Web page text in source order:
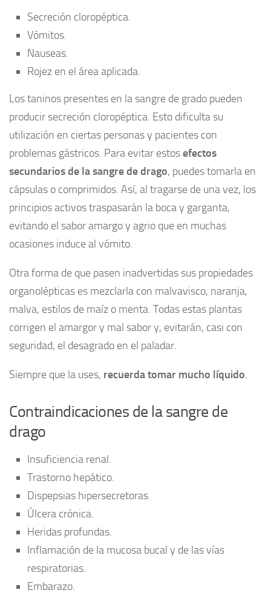
Secreción cloropéptica.
Vómitos.
Nauseas.
Rojez en el área aplicada.
Los taninos presentes en la sangre de grado pueden
producir secreción cloropéptica. Esto dificulta su
utilización en ciertas personas y pacientes con
problemas gástricos. Para evitar estosefectos
secundarios de la sangre de drago, puedes tomarla en
cápsulas o comprimidos. Así, al tragarse de una vez, los
principios activos traspasarán la boca y garganta,
evitando el sabor amargo y agrio que en muchas
ocasiones induce al vómito.
Otra forma de que pasen inadvertidas sus propiedades
organolépticas es mezclarla con malvavisco, naranja,
malva, estilos de maíz o menta. Todas estas plantas
corrigen el amargor y mal sabor y, evitarán, casi con
seguridad, el desagrado en el paladar.
Siempre que la uses, recuerda tomar mucho líquido.
Contraindicaciones de la sangre de
drago
Insuficiencia renal.
Trastorno hepático.
Dispepsias hipersecretoras.
Úlcera crónica.
Heridas profundas.
Inflamación de la mucosa bucal y de las vías
respiratorias.
Embarazo.